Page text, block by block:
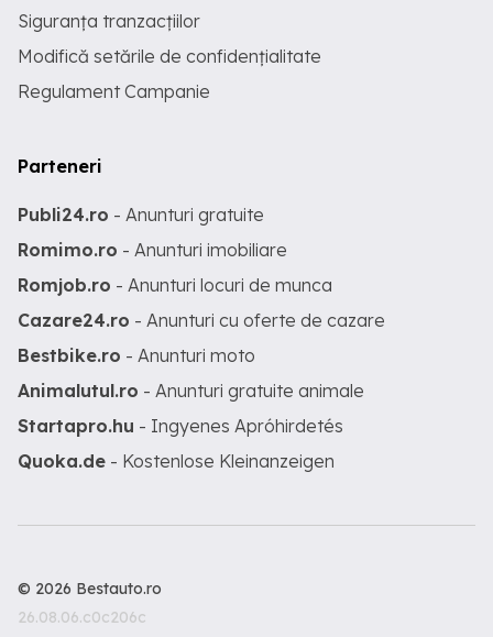
Siguranța tranzacțiilor
Modifică setările de confidențialitate
Regulament Campanie
Parteneri
Publi24.ro - Anunturi gratuite
Romimo.ro - Anunturi imobiliare
Romjob.ro - Anunturi locuri de munca
Cazare24.ro - Anunturi cu oferte de cazare
Bestbike.ro - Anunturi moto
Animalutul.ro - Anunturi gratuite animale
Startapro.hu - Ingyenes Apróhirdetés
Quoka.de - Kostenlose Kleinanzeigen
© 2026 Bestauto.ro
26.08.06.c0c206c